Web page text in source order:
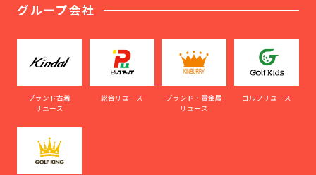
グループ会社
ブランド古着
リユース
総合リユース
ブランド・貴金属
リユース
ゴルフリユース